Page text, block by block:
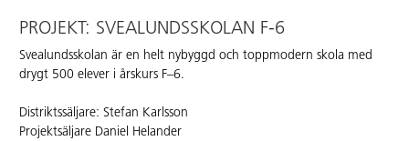
PROJEKT: SVEALUNDSSKOLAN F-6
Svealundsskolan är en helt nybyggd och toppmodern skola med
drygt 500 elever i årskurs F–6.
Distriktssäljare: Stefan Karlsson
Projektsäljare Daniel Helander